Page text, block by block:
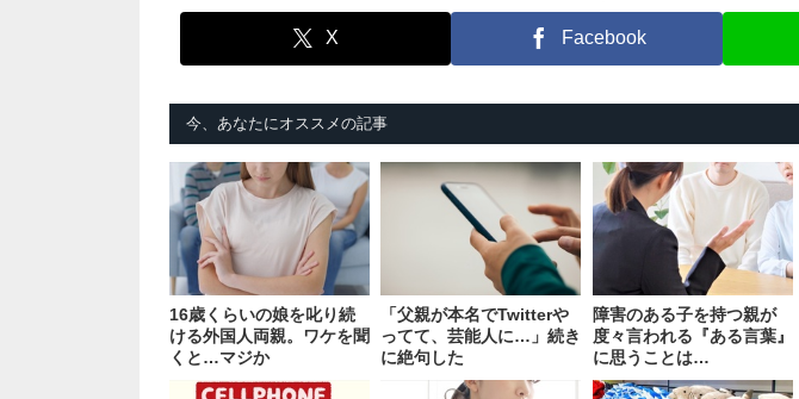
X Facebook
今、あなたにオススメの記事
16歳くらいの娘を叱り続
ける外国人両親。ワケを聞
くと…マジか
「父親が本名でTwitterや
ってて、芸能人に…」続き
に絶句した
障害のある子を持つ親が
度々言われる『ある言葉』
に思うことは…